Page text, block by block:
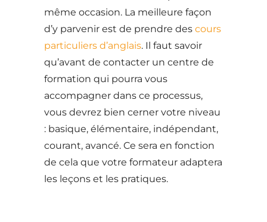
même occasion. La meilleure façon
d’y parvenir est de prendre des cours
particuliers d’anglais. Il faut savoir
qu’avant de contacter un centre de
formation qui pourra vous
accompagner dans ce processus,
vous devrez bien cerner votre niveau
: basique, élémentaire, indépendant,
courant, avancé. Ce sera en fonction
de cela que votre formateur adaptera
les leçons et les pratiques.